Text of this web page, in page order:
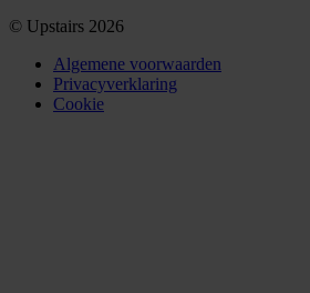
© Upstairs 2026
Algemene voorwaarden
Privacyverklaring
Cookie